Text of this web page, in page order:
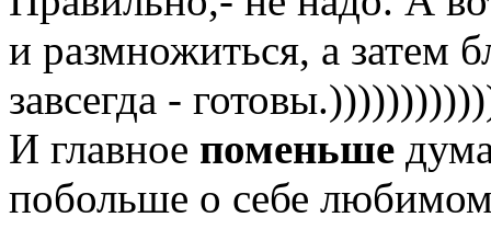
и размножиться, а затем
завсегда -
И главное поменьше
побольше о себе